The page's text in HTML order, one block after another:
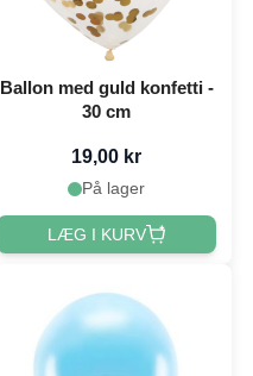
Ballon med guld konfetti -
30 cm
19,00 kr
På lager
LÆG I KURV